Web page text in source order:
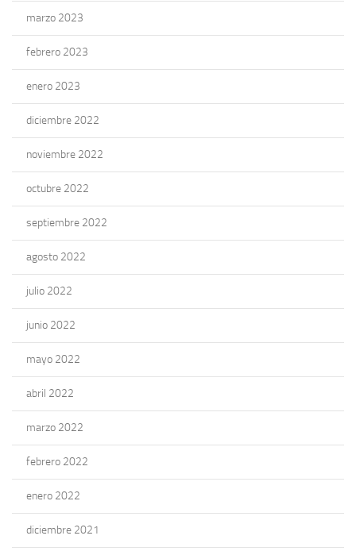
marzo 2023
febrero 2023
enero 2023
diciembre 2022
noviembre 2022
octubre 2022
septiembre 2022
agosto 2022
julio 2022
junio 2022
mayo 2022
abril 2022
marzo 2022
febrero 2022
enero 2022
diciembre 2021